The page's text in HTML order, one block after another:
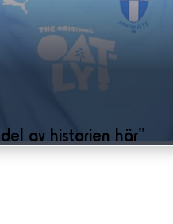
av historien här”